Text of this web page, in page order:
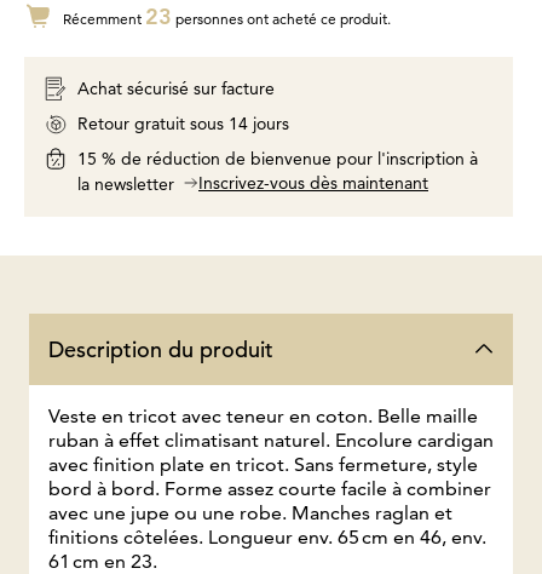
Récemment 23 personnes ont acheté ce produit.
Achat sécurisé sur facture
Retour gratuit sous 14 jours
15 % de réduction de bienvenue pour l'inscription à
la newsletter
Inscrivez-vous dès maintenant
Description du produit
Veste en tricot avec teneur en coton. Belle maille
ruban à effet climatisant naturel. Encolure cardigan
avec finition plate en tricot. Sans fermeture, style
bord à bord. Forme assez courte facile à combiner
avec une jupe ou une robe. Manches raglan et
finitions côtelées. Longueur env. 65 cm en 46, env.
61 cm en 23.